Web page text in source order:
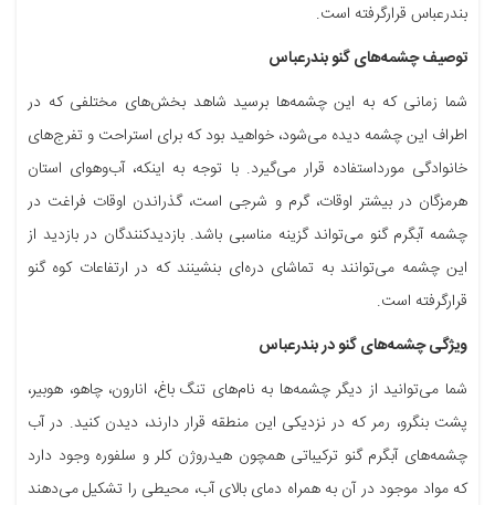
بندرعباس قرارگرفته است.
توصیف چشمه‌های گنو بندرعباس
شما زمانی که به این چشمه‌ها برسید شاهد بخش‌های مختلفی که در
اطراف این چشمه دیده می‌شود، خواهید بود که برای استراحت و تفرج‌های
خانوادگی مورداستفاده قرار می‌گیرد. با توجه به اینکه، آب‌وهوای استان
هرمزگان در بیشتر اوقات، گرم و شرجی است، گذراندن اوقات فراغت در
چشمه آبگرم گنو می‌تواند گزینه مناسبی باشد. بازدیدکنندگان در بازدید از
این چشمه می‌توانند به تماشای دره‌ای بنشینند که در ارتفاعات کوه گنو
قرارگرفته است.
ویژگی چشمه‌های گنو در بندرعباس
شما می‌توانید از دیگر چشمه‌ها به نام‌های تنگ باغ، انارون، چاهو، هوبیر،
پشت بنگرو، رمر که در نزدیکی این منطقه قرار دارند، دیدن کنید. در آب
چشمه‌های آبگرم گنو ترکیباتی همچون هیدروژن کلر و سلفوره وجود دارد
که مواد موجود در آن به همراه دمای بالای آب، محیطی را تشکیل می‌دهند